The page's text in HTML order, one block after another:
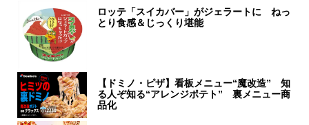
ロッテ「スイカバー」がジェラートに ねっ
とり食感＆じっくり堪能
【ドミノ・ピザ】看板メニュー“魔改造” 知
る人ぞ知る“アレンジポテト” 裏メニュー商
品化